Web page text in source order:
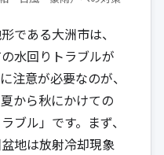
である大洲市は、
水回りトラブルが
注意が必要なのが、
から秋にかけての
ブル」です。まず、
地は放射冷却現象